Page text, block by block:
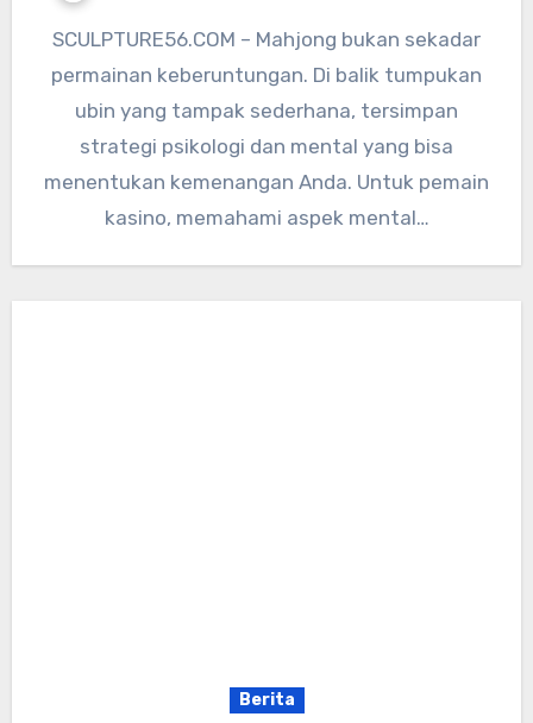
SCULPTURE56.COM – Mahjong bukan sekadar
permainan keberuntungan. Di balik tumpukan
ubin yang tampak sederhana, tersimpan
strategi psikologi dan mental yang bisa
menentukan kemenangan Anda. Untuk pemain
kasino, memahami aspek mental…
Berita